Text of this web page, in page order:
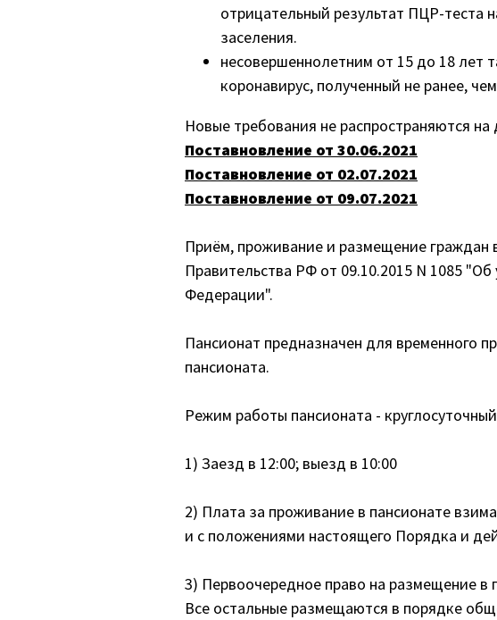
отрицательный результат ПЦР-теста
заселения.
несовершеннолетним от 15 до 18 лет
коронавирус, полученный не ранее,
Новые требования не распространяются
Поставновление от 30.06.2021
Поставновление от 02.07.2021
Поставновление от 09.07.2021
Приём, проживание и размещение граждан
Правительства РФ от 09.10.2015 N 1085
Федерации".
Пансионат предназначен для временного
пансионата.
Режим работы пансионата -
1) Заезд в 12:00; выезд в 10:00
2) Плата за проживание в пансионате
и с положениями настоящего Порядка и
3) Первоочередное право на размещение
Все остальные размещаются в порядке